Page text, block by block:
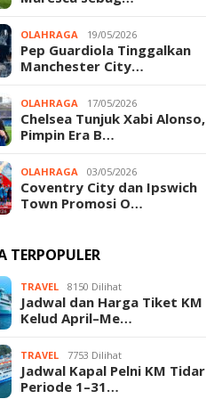
OLAHRAGA 19/05/2026
Pep Guardiola Tinggalkan
Manchester City…
OLAHRAGA 17/05/2026
Chelsea Tunjuk Xabi Alonso,
Pimpin Era B…
OLAHRAGA 03/05/2026
Coventry City dan Ipswich
Town Promosi O…
TERPOPULER
TRAVEL 8150 Dilihat
Jadwal dan Harga Tiket KM
Kelud April–Me…
TRAVEL 7753 Dilihat
Jadwal Kapal Pelni KM Tidar
Periode 1–31…